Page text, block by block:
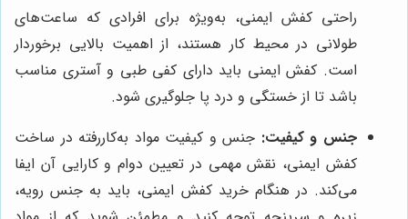
راحتی کفش ایمنی، به‌ویژه برای افرادی که ساعت‌های
طولانی در محیط کار هستند، از اهمیت بالایی برخوردار
است. کفش ایمنی باید دارای کفی طبی و آستری مناسب
باشد تا از خستگی و درد پا جلوگیری شود.
جنس و کیفیت: جنس و کیفیت مواد به‌کاررفته در ساخت
کفش ایمنی، نقش مهمی در تعیین دوام و کارایی آن ایفا
می‌کند. در هنگام خرید کفش ایمنی، باید به جنس رویه،